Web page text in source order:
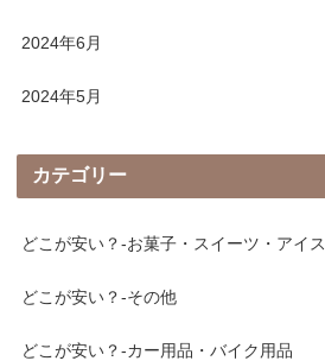
2024年6月
2024年5月
カテゴリー
どこが安い？-お菓子・スイーツ・アイス
どこが安い？-その他
どこが安い？-カー用品・バイク用品